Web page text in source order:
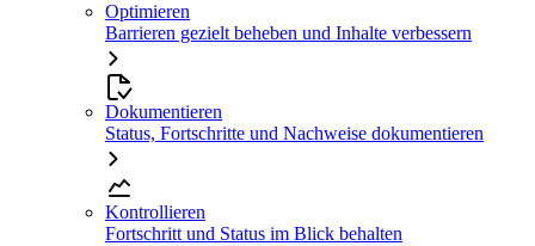
Optimieren
Barrieren gezielt beheben und Inhalte verbessern
Dokumentieren
Status, Fortschritte und Nachweise dokumentieren
Kontrollieren
Fortschritt und Status im Blick behalten